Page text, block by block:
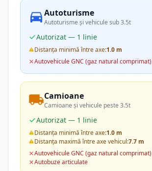
Autoturisme
Autoturisme și vehicule sub 3.5t
Autorizat — 1 linie
Distanța minimă între axe:1.0 m
Autovehicule GNC (gaz natural comprimat)
Camioane
Camioane și vehicule peste 3.5t
Autorizat — 1 linie
Distanța minimă între axe:1.0 m
Distanța maximă între axe vehicul:7.7 m
Autovehicule GNC (gaz natural comprimat)
Autobuze articulate